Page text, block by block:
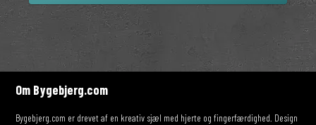
Om Bygebjerg.com
Bygebjerg.com er drevet af en kreativ sjæl med hjerte og fingerfærdighed. Design